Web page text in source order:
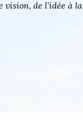
vision, de l’idée à la